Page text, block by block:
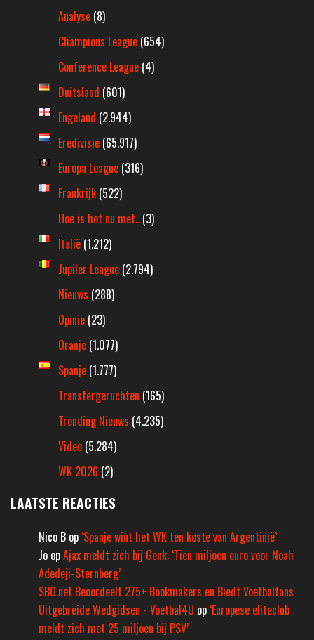
Analyse (8)
Champions League (654)
Conference League (4)
Duitsland (601)
Engeland (2.944)
Eredivisie (65.917)
Europa League (316)
Frankrijk (522)
Hoe is het nu met.. (3)
Italië (1.212)
Jupiler League (2.794)
Nieuws (288)
Opinie (23)
Oranje (1.077)
Spanje (1.777)
Transfergeruchten (165)
Trending Nieuws (4.235)
Video (5.284)
WK 2026 (2)
LAATSTE REACTIES
Nico B op ‘Spanje wint het WK ten koste van Argentinië’
Jo opAjax meldt zich bij Genk: ‘Tien miljoen euro voor Noah
Adedeji-Sternberg’
SBO.net Beoordeelt 275+ Bookmakers en Biedt Voetbalfans
Uitgebreide Wedgidsen - Voetbal4U op ‘Europese eliteclub
meldt zich met 25 miljoen bij PSV’